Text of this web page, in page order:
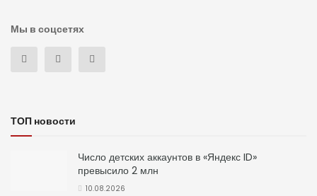
Мы в соцсетях
ТОП новости
Число детских аккаунтов в «Яндекс ID»
превысило 2 млн
10.08.2026